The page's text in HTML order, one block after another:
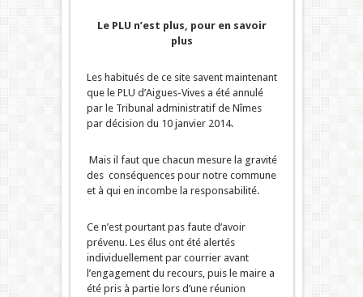
Le PLU n’est plus, pour en savoir
plus
Les habitués de ce site savent maintenant
que le PLU d’Aigues-Vives a été annulé
par le Tribunal administratif de Nîmes
par décision du 10 janvier 2014.
Mais il faut que chacun mesure la gravité
des conséquences pour notre commune
et à qui en incombe la responsabilité.
Ce n’est pourtant pas faute d’avoir
prévenu. Les élus ont été alertés
individuellement par courrier avant
l’engagement du recours, puis le maire a
été pris à partie lors d’une réunion